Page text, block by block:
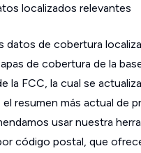
localizados relevantes
datos de cobertura
de cobertura de la
la FCC, la cual se
el resumen más actual de
usar nuestra
código postal, que